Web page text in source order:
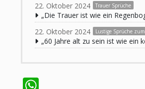
22. Oktober 2024
Trauer Sprüche
„Die Trauer ist wie ein
22. Oktober 2024
Lustige Sprüche
„60 Jahre alt zu sein ist wie ein